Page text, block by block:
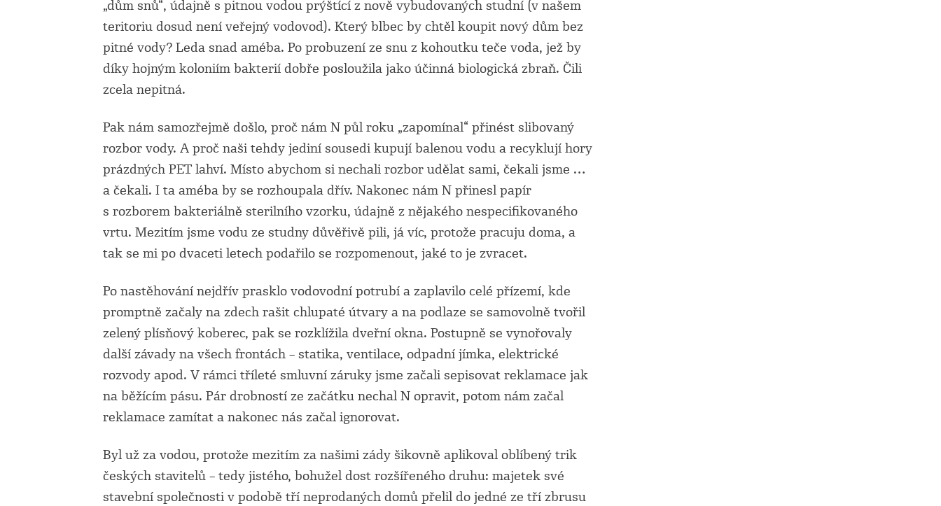
„dům snů“, údajně s pitnou vodou prýštící z nově vybudovaných studní (v našem
teritoriu dosud není veřejný vodovod). Který blbec by chtěl koupit nový dům bez
pitné vody? Leda snad améba. Po probuzení ze snu z kohoutku teče voda, jež by
díky hojným koloniím bakterií dobře posloužila jako účinná biologická zbraň. Čili
zcela nepitná.
Pak nám samozřejmě došlo, proč nám N půl roku „zapomínal“ přinést slibovaný
rozbor vody. A proč naši tehdy jediní sousedi kupují balenou vodu a recyklují hory
prázdných PET lahví. Místo abychom si nechali rozbor udělat sami, čekali jsme …
a čekali. I ta améba by se rozhoupala dřív. Nakonec nám N přinesl papír
s rozborem bakteriálně sterilního vzorku, údajně z nějakého nespecifikovaného
vrtu. Mezitím jsme vodu ze studny důvěřivě pili, já víc, protože pracuju doma, a
tak se mi po dvaceti letech podařilo se rozpomenout, jaké to je zvracet.
Po nastěhování nejdřív prasklo vodovodní potrubí a zaplavilo celé přízemí, kde
promptně začaly na zdech rašit chlupaté útvary a na podlaze se samovolně tvořil
zelený plísňový koberec, pak se rozklížila dveřní okna. Postupně se vynořovaly
další závady na všech frontách – statika, ventilace, odpadní jímka, elektrické
rozvody apod. V rámci tříleté smluvní záruky jsme začali sepisovat reklamace jak
na běžícím pásu. Pár drobností ze začátku nechal N opravit, potom nám začal
reklamace zamítat a nakonec nás začal ignorovat.
Byl už za vodou, protože mezitím za našimi zády šikovně aplikoval oblíbený trik
českých stavitelů – tedy jistého, bohužel dost rozšířeného druhu: majetek své
stavební společnosti v podobě tří neprodaných domů přelil do jedné ze tří zbrusu